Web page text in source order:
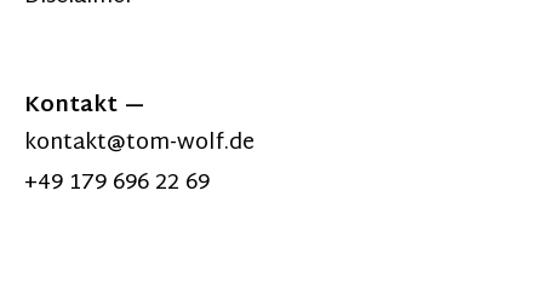
Kontakt
kontakt@tom-wolf.de
+49 179 696 22 69